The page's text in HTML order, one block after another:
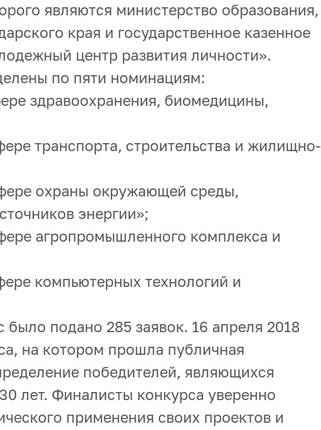
являются министерство образования,
края и государственное казенное
центр развития личности».
по пяти номинациям:
здравоохранения, биомедицины,
транспорта, строительства и жилищно-
охраны окружающей среды,
энергии»;
агропромышленного комплекса и
компьютерных технологий и
было подано 285 заявок. 16 апреля 2018
на котором прошла публичная
победителей, являющихся
лет. Финалисты конкурса уверенно
применения своих проектов и